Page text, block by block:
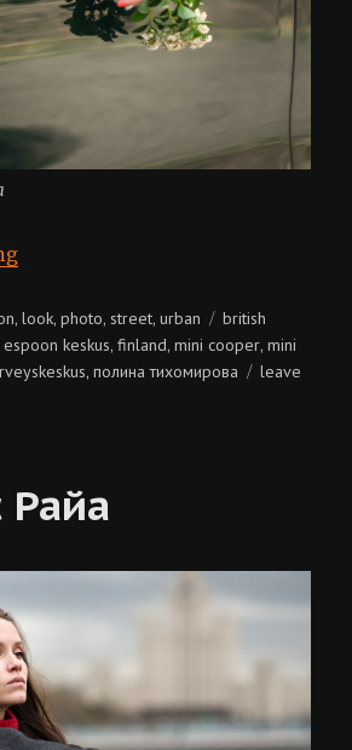
“Полина Тихомирова”
,look,photo, street,urban Tags
british
espoon keskus,finland,mini cooper,mini
,полина тихомирова
leave